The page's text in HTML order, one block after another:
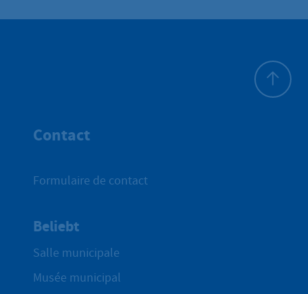
Contact
Formulaire de contact
Beliebt
Salle municipale
Musée municipal